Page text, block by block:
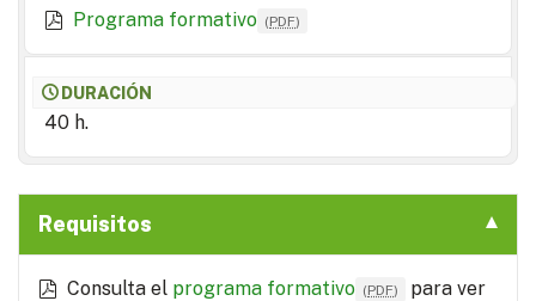
Programa formativo (PDF)
DURACIÓN
40 h.
Requisitos
Consulta el programa formativo (PDF)
para ver